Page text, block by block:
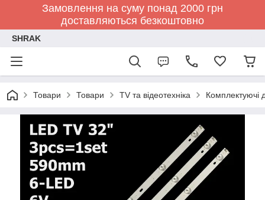
Замовлення на суму понад 2000 грн
доставляються безкоштовно
SHRAK
Товари Товари TV та відеотехніка Комплектуючі